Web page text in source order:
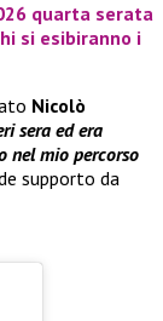
quarta serata
si esibiranno i
Nicolò
sera ed era
nel mio percorso
supporto da